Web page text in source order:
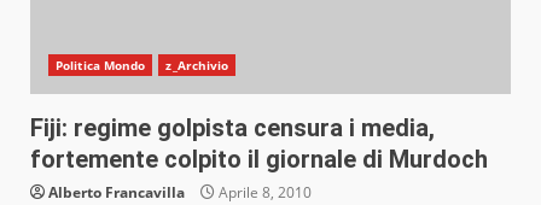
Politica Mondo z_Archivio
Fiji: regime golpista censura i media,
fortemente colpito il giornale di Murdoch
Alberto Francavilla Aprile 8, 2010